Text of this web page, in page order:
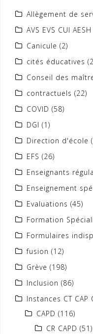
Allègement de
AVS EVS CUI AESH
Canicule (2)
cités éducatives
Conseil des
contractuels (22)
COVID (58)
DGI (1)
Direction d'école
EFS (26)
Enseignants
Enseignement
Evaluations (45)
Formation
Formulaires
fusion (12)
Grève (198)
Inclusion (86)
Instances CT CAP
CAPD (116)
CR CAPD (51)